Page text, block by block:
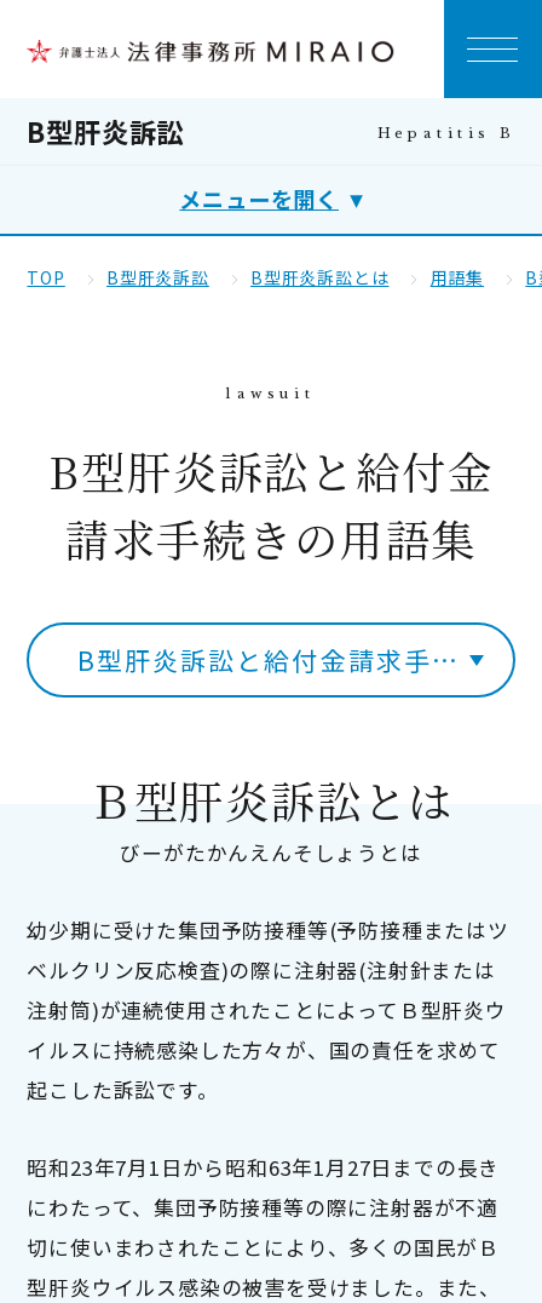
B型肝炎訴訟
メニューを開く
TOP B型肝炎訴訟 B型肝炎訴訟とは 用語集
B型肝炎訴訟と給付金
請求手続きの用語集
B型肝炎訴訟と給付金請求手続き
Ｂ型肝炎訴訟とは
びーがたかんえんそしょうとは
幼少期に受けた集団予防接種等(予防接種またはツ
ベルクリン反応検査)の際に注射器(注射針または
注射筒)が連続使用されたことによってＢ型肝炎ウ
イルスに持続感染した方々が、国の責任を求めて
起こした訴訟です。
昭和23年7月1日から昭和63年1月27日までの長き
にわたって、集団予防接種等の際に注射器が不適
切に使いまわされたことにより、多くの国民がＢ
型肝炎ウイルス感染の被害を受けました。また、